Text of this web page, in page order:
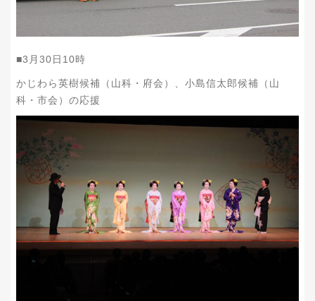
■3 月 30日 10時
かじわら英樹候補（山科・府会）、小島信太郎候補（山
科・市会）の応援